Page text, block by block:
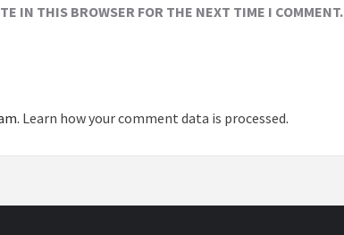
IN THIS BROWSER FOR THE NEXT TIME I COMMENT.
Learn how your comment data is processed.